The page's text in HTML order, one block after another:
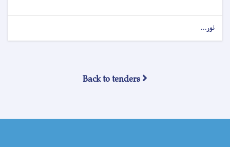
نور...
Back to tenders